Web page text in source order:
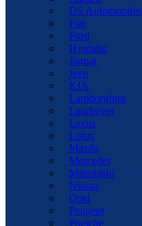
DS Automobiles
Fiat
Ford
Hyundai
Jaguar
Jeep
KIA
Lamborghini
Landrover
Lexus
Lotus
Mazda
Mercedes
Mitsubishi
Nissan
Opel
Peugeot
Porsche